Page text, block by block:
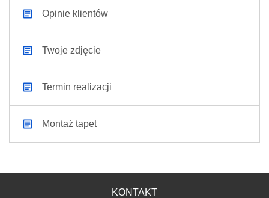
Opinie klientów
Twoje zdjęcie
Termin realizacji
Montaż tapet
KONTAKT